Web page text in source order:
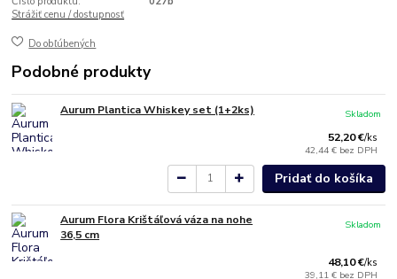
Strážiť cenu / dostupnosť
Do obľúbených
Podobné produkty
Aurum Plantica Whiskey set (1+2ks)
52,20 €/ks
42,44 € bez DPH
Skladom
Pridať do košíka
Aurum Flora Krištáľová váza na nohe
36,5 cm
48,10 €/ks
39,11 € bez DPH
Skladom